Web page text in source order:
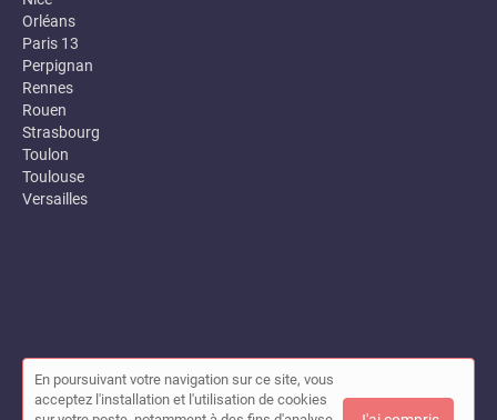
Orléans
Paris 13
Perpignan
Rennes
Rouen
Strasbourg
Toulon
Toulouse
Versailles
© Annuaire des entreprises locales (Garance) 2026 |
Mon compte|Contact
En poursuivant votre navigation sur ce site, vous
acceptez l'installation et l'utilisation de cookies